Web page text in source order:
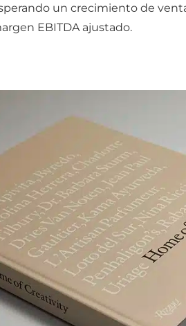
un crecimiento de
EBITDA ajustado.